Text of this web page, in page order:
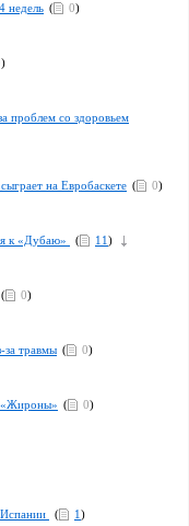
недель ( 0)
)
проблем со здоровьем
на Евробаскете ( 0)
к «Дубаю» ( 11)
( 0)
травмы ( 0)
«Жироны» ( 0)
Испании ( 1)